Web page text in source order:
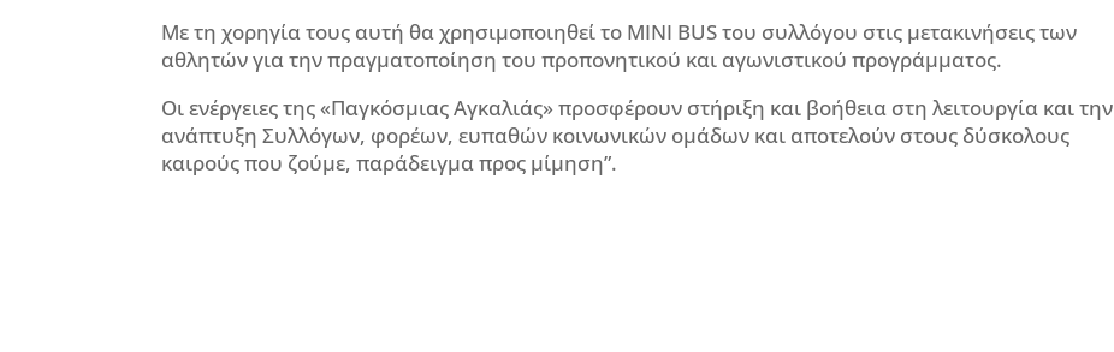
Με τη χορηγία τους αυτή θα χρησιμοποιηθεί το MINI BUS του συλλόγου στις μετακινήσεις των
αθλητών για την πραγματοποίηση του προπονητικού και αγωνιστικού προγράμματος.
Οι ενέργειες της «Παγκόσμιας Αγκαλιάς» προσφέρουν στήριξη και βοήθεια στη λειτουργία και την
ανάπτυξη Συλλόγων, φορέων, ευπαθών κοινωνικών ομάδων και αποτελούν στους δύσκολους
καιρούς που ζούμε, παράδειγμα προς μίμηση”.